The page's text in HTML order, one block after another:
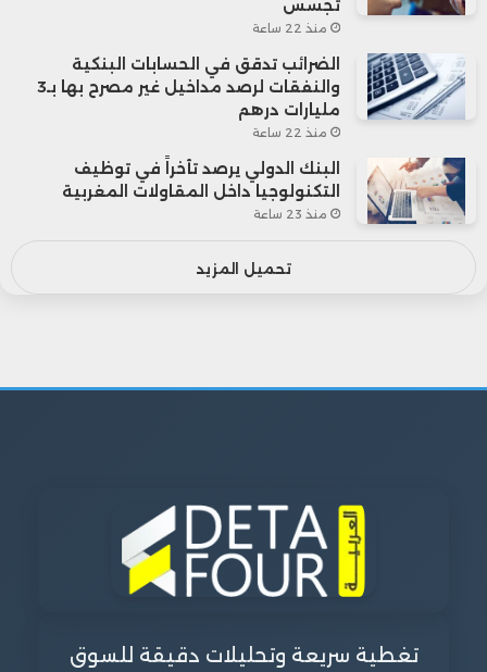
تجسس
منذ 22 ساعة
الضرائب تدقق في الحسابات البنكية
والنفقات لرصد مداخيل غير مصرح بها بـ3
مليارات درهم
منذ 22 ساعة
البنك الدولي يرصد تأخراً في توظيف
التكنولوجيا داخل المقاولات المغربية
منذ 23 ساعة
تحميل المزيد
تغطية سريعة وتحليلات دقيقة للسوق